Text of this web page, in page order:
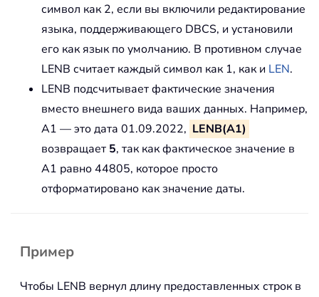
символ как 2, если вы включили редактирование
языка, поддерживающего DBCS, и установили
его как язык по умолчанию. В противном случае
LENB считает каждый символ как 1, как и LEN.
LENB подсчитывает фактические значения
вместо внешнего вида ваших данных. Например,
A1 — это дата 01.09.2022, LENB(A1)
возвращает 5, так как фактическое значение в
A1 равно 44805, которое просто
отформатировано как значение даты.
Пример
Чтобы LENB вернул длину предоставленных строк в